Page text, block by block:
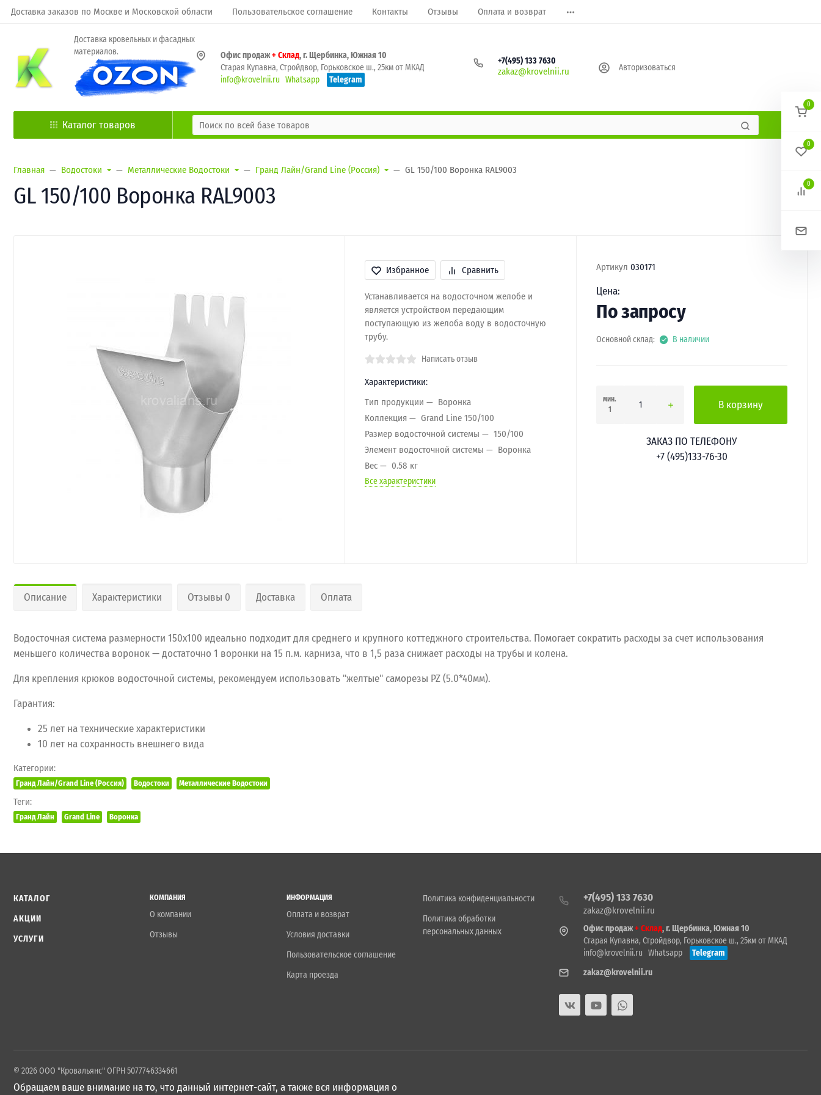
Доставка заказов по Москве и Московской области Пользовательское соглашение Контакты Отзывы Оплата и возврат
Доставка кровельных и фасадных
материалов.
Офис продаж+ Склад, г. Щербинка, Южная 10
Старая Купавна, Стройдвор, Горьковское ш., 25км от МКАД
info@krovelnii.ru Whatsapp Telegram
+7(495) 133 7630
zakaz@krovelnii.ru Авторизоваться
Каталог товаров
Главная Водостоки Металлические Водостоки Гранд Лайн/Grand Line (Россия) GL 150/100 Воронка RAL9003
GL 150/100 Воронка RAL9003
Избранное Сравнить
Устанавливается на водосточном желобе и
является устройством передающим
поступающую из желоба воду в водосточную
трубу.
Написать отзыв
Характеристики:
Тип продукции
Воронка
Коллекция
Grand Line 150/100
Размер водосточной системы
150/100
Элемент водосточной системы
Воронка
Вес
0.58 кг
Все характеристики
Артикул 030171
Цена:
По запросу
Основной склад: В наличии
мин.
1
В корзину
ЗАКАЗ ПО ТЕЛЕФОНУ
+7 (495)133-76-30
Описание Характеристики Отзывы 0 Доставка Оплата
Водосточная система размерности 150х100 идеально подходит для среднего и крупного коттеджного строительства. Помогает сократить расходы за счет использования
меньшего количества воронок — достаточно 1 воронки на 15 п.м. карниза, что в 1,5 раза снижает расходы на трубы и колена.
Для крепления крюков водосточной системы, рекомендуем использовать "желтые" саморезы PZ (5.0*40мм).
Гарантия:
25 лет на технические характеристики
10 лет на сохранность внешнего вида
Категории:
Гранд Лайн/Grand Line (Россия) Водостоки Металлические Водостоки
Теги:
Гранд Лайн Grand Line Воронка
КАТАЛОГ
АКЦИИ
УСЛУГИ
КОМПАНИЯ
О компании
Отзывы
ИНФОРМАЦИЯ
Оплата и возврат
Условия доставки
Пользовательское соглашение
Карта проезда
Политика конфиденциальности
Политика обработки
персональных данных
+7(495) 133 7630
zakaz@krovelnii.ru
Офис продаж+ Склад, г. Щербинка, Южная 10
Старая Купавна, Стройдвор, Горьковское ш., 25км от МКАД
info@krovelnii.ru
Whatsapp
Telegram
zakaz@krovelnii.ru
© 2026 ООО "Кровальянс" ОГРН 5077746334661
Обращаем ваше внимание на то, что данный интернет-сайт, а также вся информация о
0
0
0